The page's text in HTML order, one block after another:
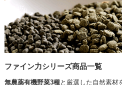
ファイン力シリーズ商品一覧
無農薬有機野菜3種と厳選した自然素材